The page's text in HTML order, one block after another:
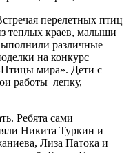
перелетных птиц
теплых краев, малыши
различные
на конкурс
мира». Дети с
работы лепку,
Ребята сами
Никита Туркин и
Лиза Патока и